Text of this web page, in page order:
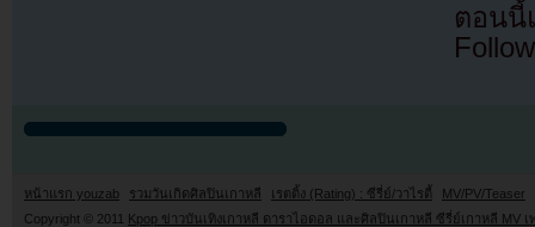
ตอนนี้
หน้าแรก youzab รวมวันเกิดศิลปินเกาหลี เรตติ้ง (Rating) : ซีรี่ย์/วาไรตี้
MV/PV/Teaser
Copyright © 2011 Kpop ข่าวบันเทิงเกาหลี ดาราไอดอล และศิลปินเกาหลี ซีรี่ย์เกาหลี MV